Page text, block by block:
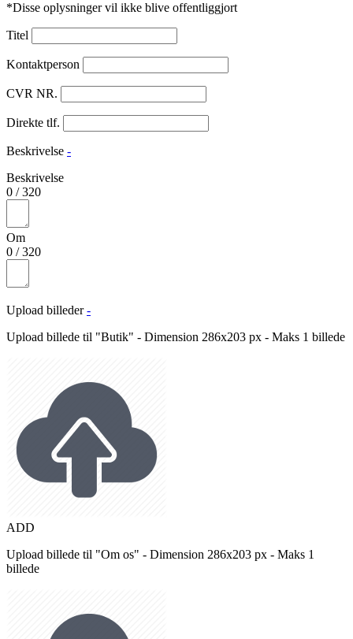
*Disse oplysninger vil ikke blive offentliggjort
Titel
Kontaktperson
CVR NR.
Direkte tlf.
Beskrivelse -
Beskrivelse
0 /320
Om
0 /320
Upload billeder -
Upload billede til "Butik" - Dimension 286x203 px - Maks 1 billede
ADD
Upload billede til "Om os" - Dimension 286x203 px - Maks 1
billede